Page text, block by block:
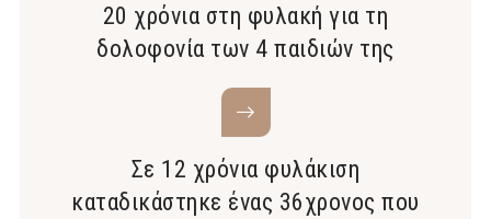
20 χρόνια στη φυλακή για τη
δολοφονία των 4 παιδιών της
Σε 12 χρόνια φυλάκιση
καταδικάστηκε ένας 36χρονος που